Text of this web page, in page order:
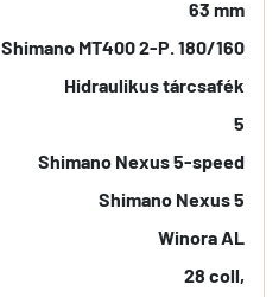
63 mm
Shimano MT400 2-P. 180/160
Hidraulikus tárcsafék
5
Shimano Nexus 5-speed
Shimano Nexus 5
Winora AL
28 coll,